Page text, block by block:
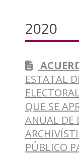
2020
ESTATAL
QUE SE
ANUAL DE
PÚBLICO